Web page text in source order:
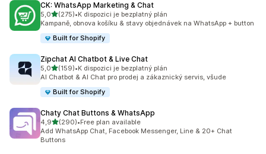
CK: WhatsApp Marketing & Chat
5,0z 5 hvězd
(275)
Celkový počet recenzí: 275
•K dispozici je bezplatný plán
Kampaně, obnova košíku & stavy objednávek na WhatsApp + button
Built for Shopify
Zipchat AI Chatbot & Live Chat
5,0z 5 hvězd
(159)
Celkový počet recenzí: 159
•K dispozici je bezplatný plán
AI Chatbot & AI Chat pro prodej a zákaznický servis, všude
Built for Shopify
Chaty Chat Buttons & WhatsApp
4,9z 5 hvězd
(290)
Celkový počet recenzí: 290
•Free plan available
Add WhatsApp Chat, Facebook Messenger, Line & 20+ Chat
Buttons